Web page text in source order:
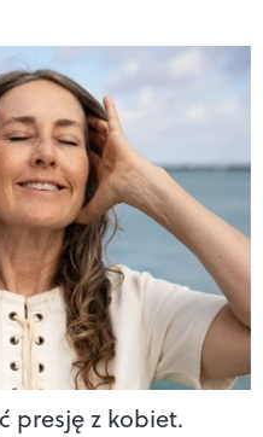
presję z kobiet.